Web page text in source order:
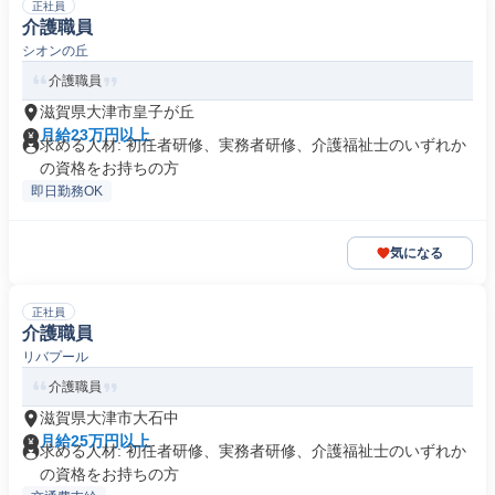
正社員
介護職員
シオンの丘
介護職員
滋賀県大津市皇子が丘
月給23万円以上
求める人材: 初任者研修、実務者研修、介護福祉士のいずれか
の資格をお持ちの方
即日勤務OK
気になる
正社員
介護職員
リバプール
介護職員
滋賀県大津市大石中
月給25万円以上
求める人材: 初任者研修、実務者研修、介護福祉士のいずれか
の資格をお持ちの方